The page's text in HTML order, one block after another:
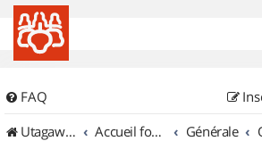
FAQ
UtagawaVTT (Randos VTT et VTTAE avec traces GPS)
Accueil forum Générale